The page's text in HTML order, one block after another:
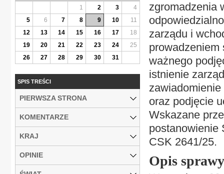
zgromadzenia
zarządu i
prowadzeniem
ważnego
istnienie
oraz podjęcie
Wskazane
postanowienie
CSK 2641/25.
Opis sprawy
1
2 3
4
5
6 7 8 9 10
11
12
13 14 15 16 17
18
19
20 21 22 23 24
25
26
27 28 29 30 31
SPIS TREŚCI
PIERWSZA STRONA
KOMENTARZE
KRAJ
OPINIE